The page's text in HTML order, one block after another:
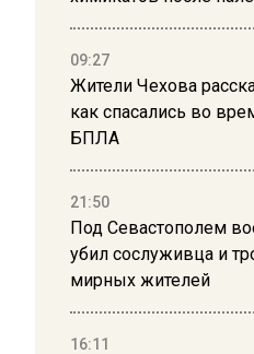
09:27
Жители Чехова
как спасались во
БПЛА
21:50
Под Севастополем
убил сослуживца и
мирных жителей
16:11